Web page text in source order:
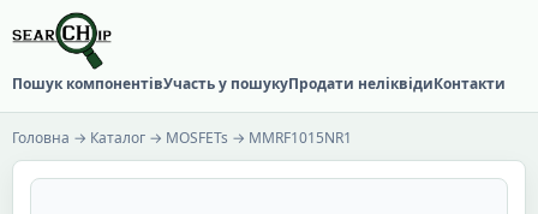
Пошук компонентівУчасть у пошукуПродати неліквідиКонтакти
Головна → Каталог → MOSFETs → MMRF1015NR1